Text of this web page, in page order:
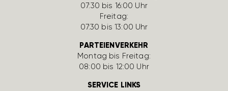
07:30 bis 16:00 Uhr
Freitag:
07:30 bis 13:00 Uhr
PARTEIENVERKEHR
Montag bis Freitag:
08:00 bis 12:00 Uhr
SERVICE LINKS